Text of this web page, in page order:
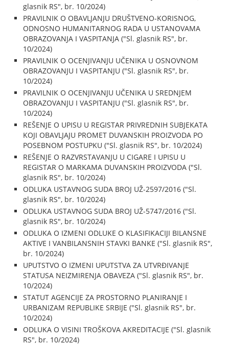
glasnik RS", br. 10/2024)
PRAVILNIK O OBAVLJANJU DRUŠTVENO-KORISNOG,
ODNOSNO HUMANITARNOG RADA U USTANOVAMA
OBRAZOVANJA I VASPITANJA ("Sl. glasnik RS", br.
10/2024)
PRAVILNIK O OCENJIVANJU UČENIKA U OSNOVNOM
OBRAZOVANJU I VASPITANJU ("Sl. glasnik RS", br.
10/2024)
PRAVILNIK O OCENJIVANJU UČENIKA U SREDNJEM
OBRAZOVANJU I VASPITANJU ("Sl. glasnik RS", br.
10/2024)
REŠENJE O UPISU U REGISTAR PRIVREDNIH SUBJEKATA
KOJI OBAVLJAJU PROMET DUVANSKIH PROIZVODA PO
POSEBNOM POSTUPKU ("Sl. glasnik RS", br. 10/2024)
REŠENJE O RAZVRSTAVANJU U CIGARE I UPISU U
REGISTAR O MARKAMA DUVANSKIH PROIZVODA ("Sl.
glasnik RS", br. 10/2024)
ODLUKA USTAVNOG SUDA BROJ UŽ-2597/2016 ("Sl.
glasnik RS", br. 10/2024)
ODLUKA USTAVNOG SUDA BROJ UŽ-5747/2016 ("Sl.
glasnik RS", br. 10/2024)
ODLUKA O IZMENI ODLUKE O KLASIFIKACIJI BILANSNE
AKTIVE I VANBILANSNIH STAVKI BANKE ("Sl. glasnik RS",
br. 10/2024)
UPUTSTVO O IZMENI UPUTSTVA ZA UTVRĐIVANJE
STATUSA NEIZMIRENJA OBAVEZA ("Sl. glasnik RS", br.
10/2024)
STATUT AGENCIJE ZA PROSTORNO PLANIRANJE I
URBANIZAM REPUBLIKE SRBIJE ("Sl. glasnik RS", br.
10/2024)
ODLUKA O VISINI TROŠKOVA AKREDITACIJE ("Sl. glasnik
RS", br. 10/2024)